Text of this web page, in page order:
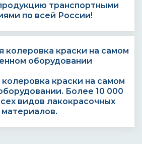
транспортными
по всей России!
краски на самом
Более 10 000
видов лакокрасочных
материалов.